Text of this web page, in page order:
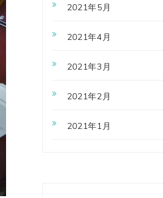
2021年5月
2021年4月
2021年3月
2021年2月
2021年1月